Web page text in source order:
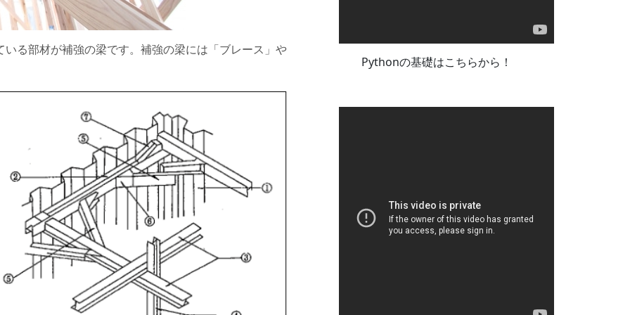
る部材が補強の梁です。補強の梁には「ブレース」や
Pythonの基礎はこちらから！